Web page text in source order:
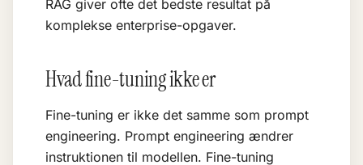
RAG giver ofte det bedste resultat på
komplekse enterprise-opgaver.
Hvad fine-tuning ikke er
Fine-tuning er ikke det samme som prompt
engineering. Prompt engineering ændrer
instruktionen til modellen. Fine-tuning